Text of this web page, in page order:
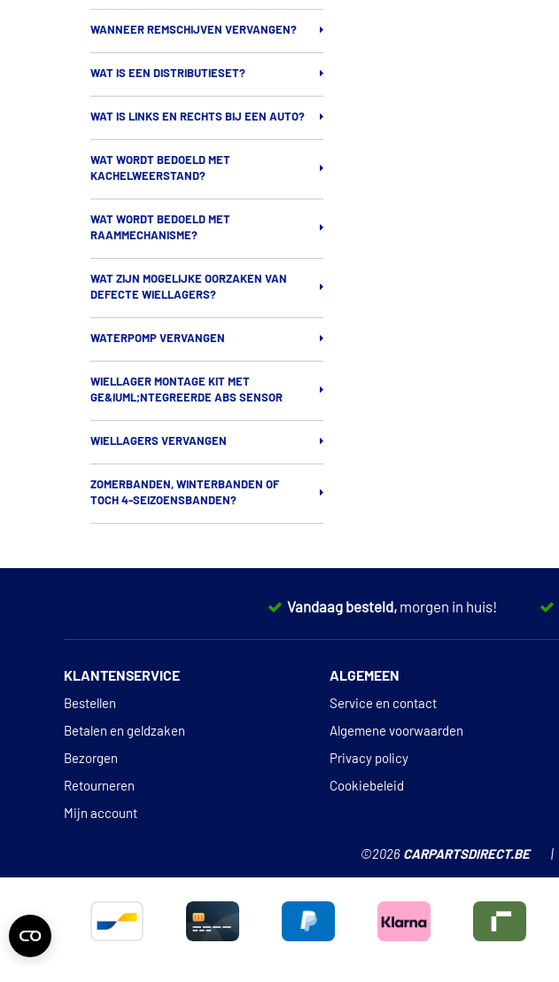
WANNEER REMSCHIJVEN VERVANGEN?
WAT IS EEN DISTRIBUTIESET?
WAT IS LINKS EN RECHTS BIJ EEN AUTO?
WAT WORDT BEDOELD MET
KACHELWEERSTAND?
WAT WORDT BEDOELD MET
RAAMMECHANISME?
WAT ZIJN MOGELIJKE OORZAKEN VAN
DEFECTE WIELLAGERS?
WATERPOMP VERVANGEN
WIELLAGER MONTAGE KIT MET
GE&IUML;NTEGREERDE ABS SENSOR
WIELLAGERS VERVANGEN
ZOMERBANDEN, WINTERBANDEN OF
TOCH 4-SEIZOENSBANDEN?
Vandaag besteld, morgen in huis!
KLANTENSERVICE
Bestellen
Betalen en geldzaken
Bezorgen
Retourneren
Mijn account
ALGEMEEN
Service en contact
Algemene voorwaarden
Privacy policy
Cookiebeleid
©2026 CARPARTSDIRECT.BE